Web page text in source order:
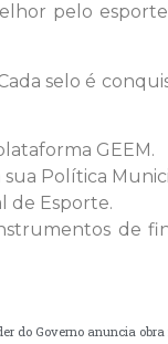
pelo
selo é
GEEM.
Política
de Esporte.
de
do Governo anuncia